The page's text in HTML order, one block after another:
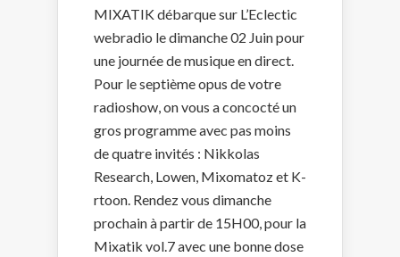
MIXATIK débarque sur L’Eclectic
webradio le dimanche 02 Juin pour
une journée de musique en direct.
Pour le septième opus de votre
radioshow, on vous a concocté un
gros programme avec pas moins
de quatre invités : Nikkolas
Research, Lowen, Mixomatoz et K-
rtoon. Rendez vous dimanche
prochain à partir de 15H00, pour la
Mixatik vol.7 avec une bonne dose